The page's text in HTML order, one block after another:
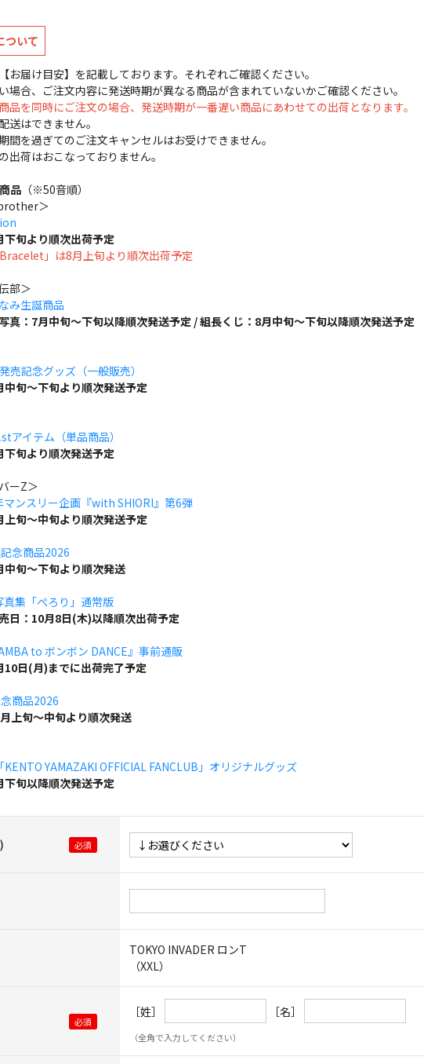
ついて
お届け目安】を記載しております。それぞれご確認ください。
場合、ご注文内容に発送時期が異なる商品が含まれていないかご確認ください。
品を同時にご注文の場合、発送時期が一番遅い商品にあわせての出荷となります。
はできません。
間を過ぎてのご注文キャンセルはお受けできません。
荷はおこなっておりません。
品（※50音順）
＞
下旬より順次出荷予定
」は8月上旬より順次出荷予定
部＞
み生誕商品
真：7月中旬～下旬以降順次発送予定 / 組長くじ：8月中旬～下旬以降順次発送予定
売記念グッズ（一般販売）
中旬～下旬より順次発送予定
アイテム（単品商品）
下旬より順次発送予定
ーZ＞
マンスリー企画『with SHIORI』第6弾
上旬～中旬より順次発送予定
念商品2026
中旬～下旬より順次発送
集「ぺろり」通常版
日：10月8日(木)以降順次出荷予定
to ボンボン DANCE』事前通販
10日(月)までに出荷完了予定
商品2026
上旬～中旬より順次発送
YAMAZAKI OFFICIAL FANCLUB」オリジナルグッズ
下旬以降順次発送予定
TOKYO INVADER ロンT
（XXL）
［姓］ ［名］
（全角で入力してください）